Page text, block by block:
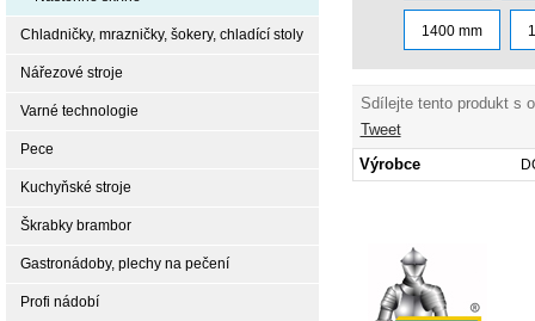
1400 mm
Sdílejte tento produkt s
Tweet
Výrobce
Chladničky, mrazničky, šokery, chladící stoly
Nářezové stroje
Varné technologie
Pece
Kuchyňské stroje
Škrabky brambor
Gastronádoby, plechy na pečení
Profi nádobí